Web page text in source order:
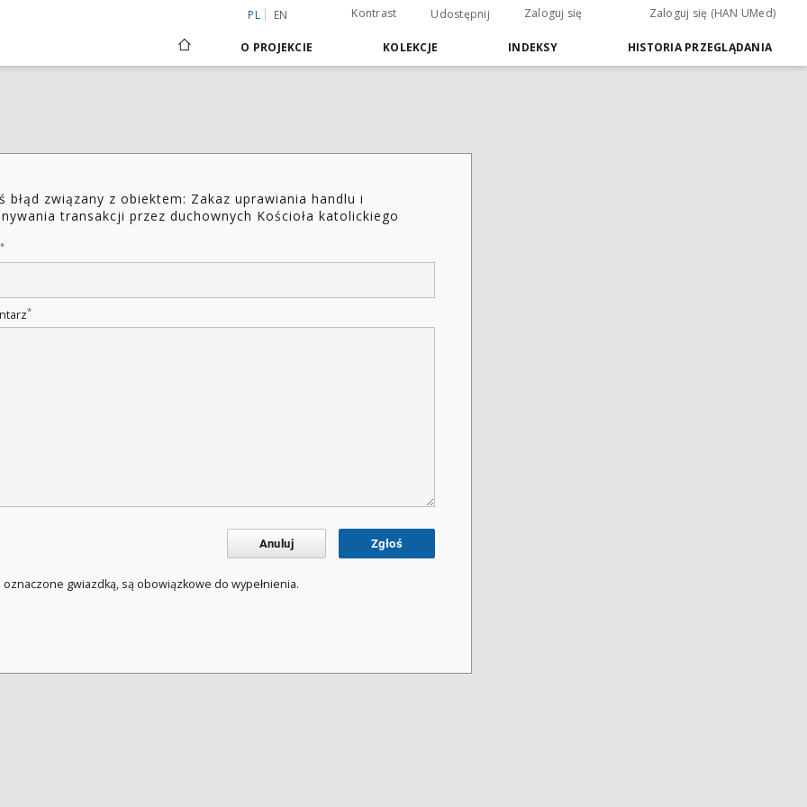
PL EN Kontrast Udostępnij Zaloguj się Zaloguj się (HAN UMed)
O PROJEKCIE KOLEKCJE INDEKSY HISTORIA PRZEGLĄDANIA
błąd związany z obiektem: Zakaz uprawiania handlu i
transakcji przez duchownych Kościoła katolickiego
*
*
Anuluj Zgłoś
oznaczone gwiazdką, są obowiązkowe do wypełnienia.